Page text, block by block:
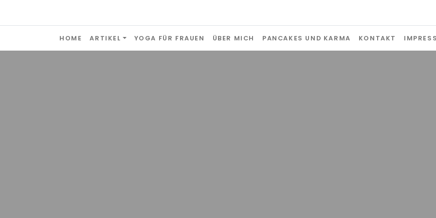
HOME ARTIKEL YOGA FÜR FRAUEN ÜBER MICH PANCAKES UND KARMA KONTAKT